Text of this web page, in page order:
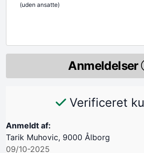
(uden ansatte)
Anmeldelser
Verificeret
Anmeldt af:
Tarik Muhovic, 9000 Ålborg
09/10-2025